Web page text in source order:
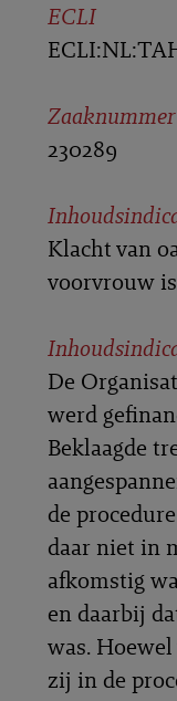
ECLI
Zaaknummer
230289
Klacht van
voorvrouw
De
werd
Beklaagde
de
daar niet in
afkomstig
en daarbij
was.
zij in de